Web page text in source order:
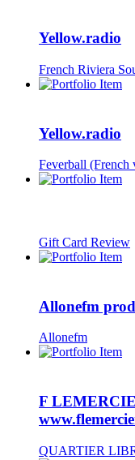
Yellow.radio
French Riviera
Yellow.radio
Feverball (French
Gift Card Review
Allonefm
Allonefm
F
QUARTIER